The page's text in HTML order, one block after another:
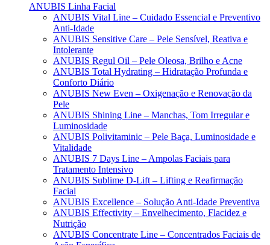
ANUBIS Linha Facial
ANUBIS Vital Line – Cuidado Essencial e Preventivo
Anti-Idade
ANUBIS Sensitive Care – Pele Sensível, Reativa e
Intolerante
ANUBIS Regul Oil – Pele Oleosa, Brilho e Acne
ANUBIS Total Hydrating – Hidratação Profunda e
Conforto Diário
ANUBIS New Even – Oxigenação e Renovação da
Pele
ANUBIS Shining Line – Manchas, Tom Irregular e
Luminosidade
ANUBIS Polivitaminic – Pele Baça, Luminosidade e
Vitalidade
ANUBIS 7 Days Line – Ampolas Faciais para
Tratamento Intensivo
ANUBIS Sublime D-Lift – Lifting e Reafirmação
Facial
ANUBIS Excellence – Solução Anti-Idade Preventiva
ANUBIS Effectivity – Envelhecimento, Flacidez e
Nutrição
ANUBIS Concentrate Line – Concentrados Faciais de